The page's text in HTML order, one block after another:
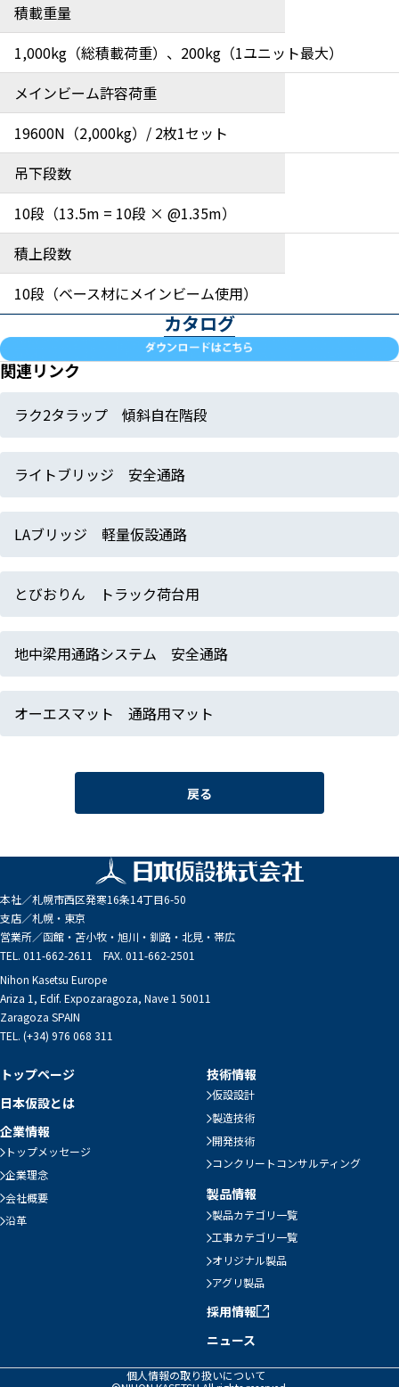
積載重量
1,000kg（総積載荷重）、200kg（1ユニット最大）
メインビーム許容荷重
19600N（2,000kg）/ 2枚1セット
吊下段数
10段（13.5m = 10段 × @1.35m）
積上段数
10段（ベース材にメインビーム使用）
カタログ
関連リンク
ラク2タラップ 傾斜自在階段
ライトブリッジ 安全通路
LAブリッジ 軽量仮設通路
とびおりん トラック荷台用
地中梁用通路システム 安全通路
オーエスマット 通路用マット
戻る
本社／札幌市西区発寒16条14丁目6-50
支店／札幌・東京
営業所／函館・苫小牧・旭川・釧路・北見・帯広
TEL. 011-662-2611 FAX. 011-662-2501
Nihon Kasetsu Europe
Ariza 1, Edif. Expozaragoza, Nave 1 50011
Zaragoza SPAIN
TEL. (+34) 976 068 311
トップページ
日本仮設とは
企業情報
トップメッセージ
企業理念
会社概要
沿革
技術情報
仮設設計
製造技術
開発技術
コンクリートコンサルティング
製品情報
製品カテゴリ一覧
工事カテゴリ一覧
オリジナル製品
アグリ製品
採用情報
ニュース
個人情報の取り扱いについて